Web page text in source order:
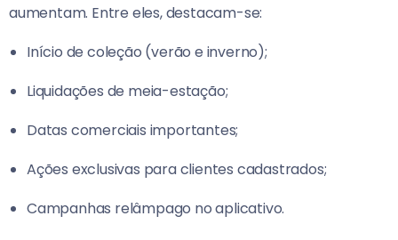
aumentam. Entre eles, destacam-se:
Início de coleção (verão e inverno);
Liquidações de meia-estação;
Datas comerciais importantes;
Ações exclusivas para clientes cadastrados;
Campanhas relâmpago no aplicativo.